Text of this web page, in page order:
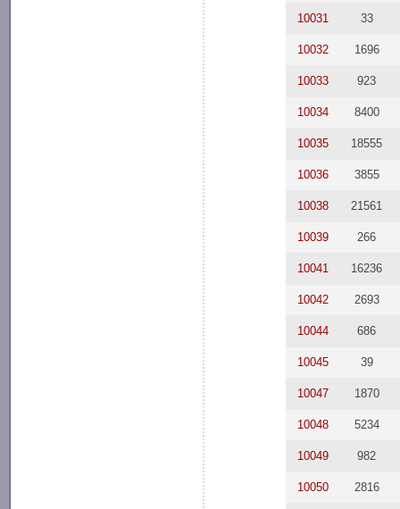
10031 33
10032 1696
10033 923
10034 8400
10035 18555
10036 3855
10038 21561
10039 266
10041 16236
10042 2693
10044 686
10045 39
10047 1870
10048 5234
10049 982
10050 2816